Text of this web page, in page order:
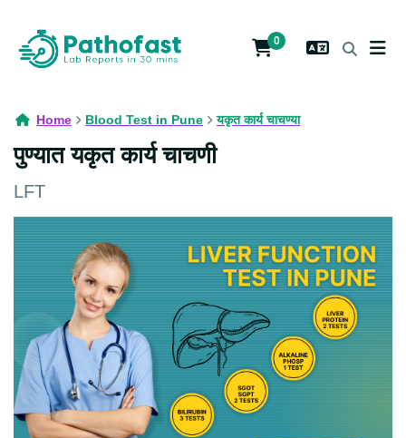
0
Home Blood Test in Pune यकृत कार्य चाचण्या
पुण्यात यकृत कार्य चाचणी
LFT